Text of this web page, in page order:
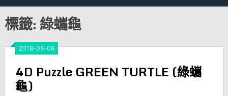
標籤:綠蠵龜
2018-05-06
4D Puzzle GREEN TURTLE (綠蠵
龜)